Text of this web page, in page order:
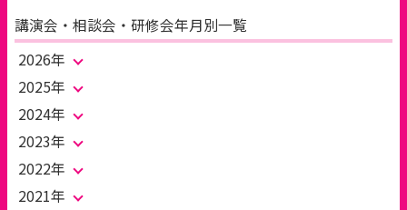
講演会・相談会・研修会年月別一覧
2026年
2025年
2024年
2023年
2022年
2021年